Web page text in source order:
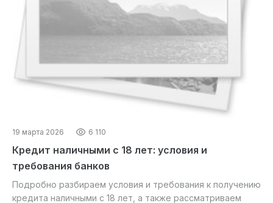
19 марта 2026 6 110
Кредит наличными с 18 лет: условия и
требования банков
Подробно разбираем условия и требования к получению
кредита наличными с 18 лет, а также рассматриваем